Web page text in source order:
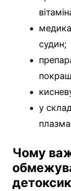
судин;
у
Чому